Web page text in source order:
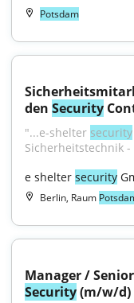
Potsdam
den Security
"...e-shelter security
Sicherheitstechnik
e shelter security
Berlin, Raum
Security (m/w/d)